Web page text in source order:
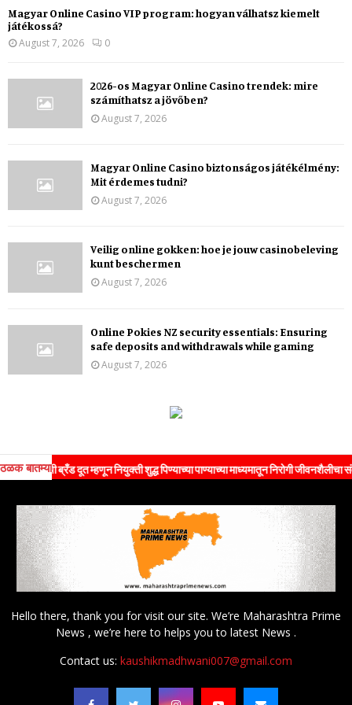
Magyar Online Casino VIP program: hogyan válhatsz kiemelt
játékossá?
August 7, 2026
0
2026-os Magyar Online Casino trendek: mire
számíthatsz a jövőben?
August 7, 2026
Magyar Online Casino biztonságos játékélmény:
Mit érdemes tudni?
August 7, 2026
Veilig online gokken: hoe je jouw casinobeleving
kunt beschermen
August 7, 2026
Online Pokies NZ security essentials: Ensuring
safe deposits and withdrawals while gaming
August 7, 2026
ठळक बातम्या
ब्रँड दूत म्हणून नियुक्ती शुद्ध पिण्याच्या पाण्याच्या माध्यमातून निरोगी जीवनशैलीचा संदेश
Hello there, thank you for visit our site. We’re Maharashtra Prime
News , we’re here to helps you to latest News .
Contact us: kaushikmadhwani007@gmail.com